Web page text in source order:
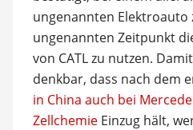
ungenannten Elektroauto
ungenannten Zeitpunkt
von CATL zu nutzen.
denkbar, dass nach dem
in China auch bei
ZellchemieEinzug hält,